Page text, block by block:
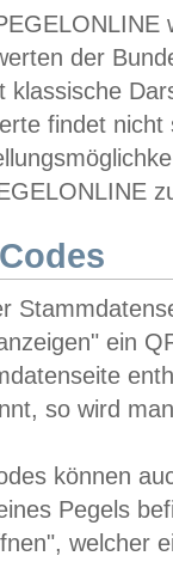
der
klassische
findet
ein
so wird
können
Pegels
welcher